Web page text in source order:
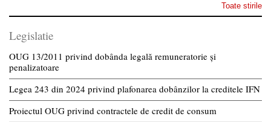
Toate stirile
Legislatie
OUG 13/2011 privind dobânda legală remuneratorie și
penalizatoare
Legea 243 din 2024 privind plafonarea dobânzilor la creditele IFN
Proiectul OUG privind contractele de credit de consum